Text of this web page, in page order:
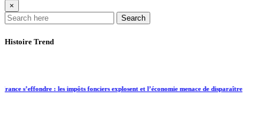
×
Search
Histoire Trend
: les impôts fonciers explosent et l’économie menace de disparaître